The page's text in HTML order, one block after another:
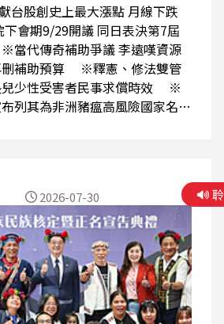
台股創史上最大漲點 月線下跌
會期9/29開議 同日表決第7屆
代傳奇補助爭議 李遠嘆資源
刪補助預算 ※釋憲、修法雙管
兒少性受害者民事求償時效 ※
列其為非洲豬瘟高風險國家名單
難入眠 ※熊本強震／九州半導體
代港停擺恐影響產業
2026-07-30